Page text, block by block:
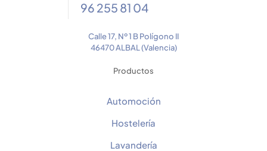
96 255 81 04
Calle 17, Nº 1 B Polígono II
46470 ALBAL (Valencia)
Productos
Automoción
Hostelería
Lavandería